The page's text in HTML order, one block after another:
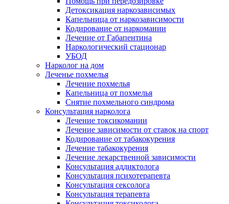
Детоксикация наркозависимых
Капельница от наркозависимости
Кодирование от наркомании
Лечение от Габапентина
Наркологический стационар
УБОД
Нарколог на дом
Леченье похмелья
Лечение похмелья
Капельница от похмелья
Снятие похмельного синдрома
Консультация нарколога
Лечение токсикомании
Лечение зависимости от ставок на спорт
Кодирование от табакокурения
Лечение табакокурения
Лечение лекарственной зависимости
Консультация аддиктолога
Консультация психотерапевта
Консультация сексолога
Консультация терапевта